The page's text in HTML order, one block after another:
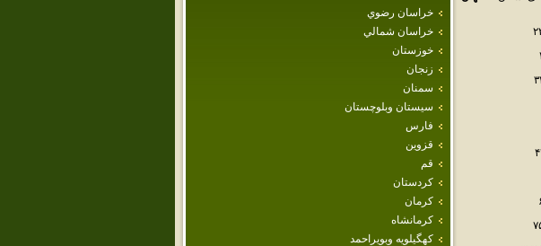
خراسان رضوي
خراسان شمالي
خوزستان
زنجان
سمنان
سيستان وبلوچستان
فارس
قزوين
قم
كردستان
كرمان
كرمانشاه
كهگيلويه وبويراحمد